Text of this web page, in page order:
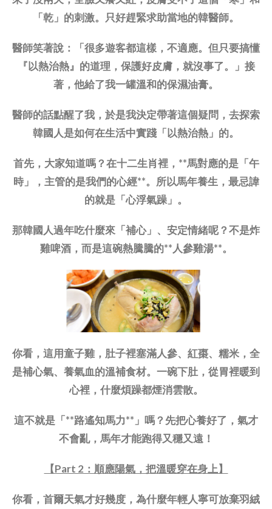
「乾」的刺激。只好趕緊求助當地的韓醫師。
醫師笑著說：「很多遊客都這樣，不適應。但只要搞懂
『以熱治熱』的道理，保護好皮膚，就沒事了。」接
著，他給了我一罐溫和的保濕油膏。
醫師的話點醒了我，於是我決定帶著這個疑問，去探索
韓國人是如何在生活中實踐「以熱治熱」的。
首先，大家知道嗎？在十二生肖裡，**馬對應的是「午
時」，主管的是我們的心經**。所以馬年養生，最忌諱
的就是「心浮氣躁」。
那韓國人過年吃什麼來「補心」、安定情緒呢？不是炸
雞啤酒，而是這碗熱騰騰的**人參雞湯**。
你看，這用童子雞，肚子裡塞滿人參、紅棗、糯米，全
是補心氣、養氣血的溫補食材。一碗下肚，從胃裡暖到
心裡，什麼煩躁都煙消雲散。
這不就是「**路遙知馬力**」嗎？先把心養好了，氣才
不會亂，馬年才能跑得又穩又遠！
【Part 2：順應陽氣，把溫暖穿在身上】
你看，首爾天氣才好幾度，為什麼年輕人寧可放棄羽絨